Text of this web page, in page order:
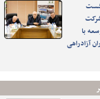
با
آزادراهی